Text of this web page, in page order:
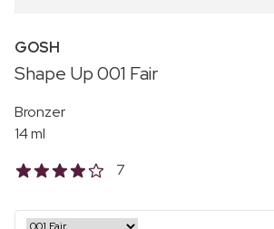
GOSH
Shape Up 001 Fair
Bronzer
14 ml
7